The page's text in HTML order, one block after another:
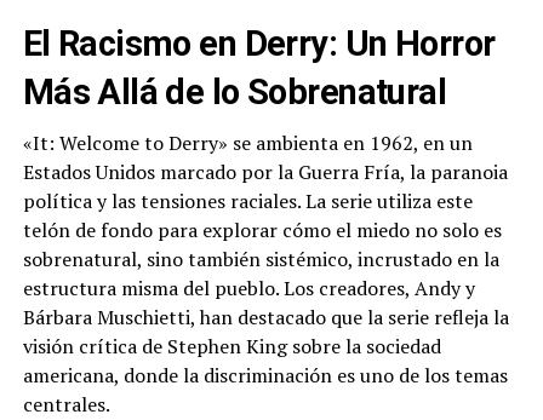
El Racismo en Derry: Un Horror
Más Allá de lo Sobrenatural
«It: Welcome to Derry» se ambienta en 1962, en un
Estados Unidos marcado por la Guerra Fría, la paranoia
política y las tensiones raciales. La serie utiliza este
telón de fondo para explorar cómo el miedo no solo es
sobrenatural, sino también sistémico, incrustado en la
estructura misma del pueblo. Los creadores, Andy y
Bárbara Muschietti, han destacado que la serie refleja la
visión crítica de Stephen King sobre la sociedad
americana, donde la discriminación es uno de los temas
centrales.